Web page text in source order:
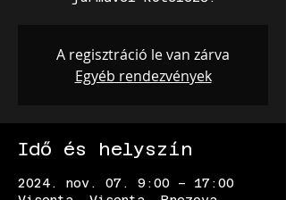
A regisztráció le van zárva
Egyéb rendezvények
Idő és helyszín
2024. nov. 07. 9:00 – 17:00